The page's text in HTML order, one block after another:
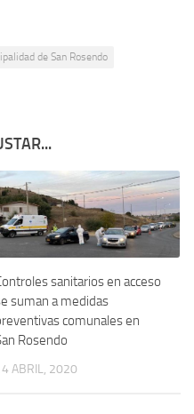
de San Rosendo
sanitarios en acceso
suman a medidas
comunales en
Rosendo
ABRIL, 2020